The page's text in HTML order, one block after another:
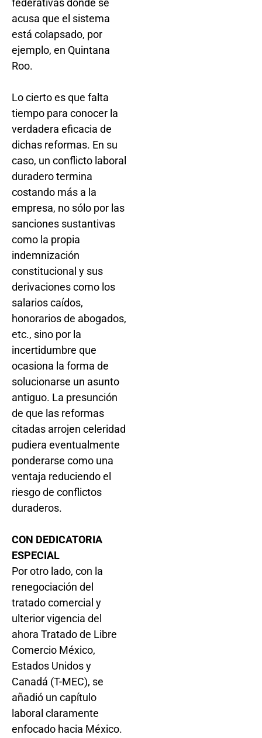
federativas donde se
acusa que el sistema
está colapsado, por
ejemplo, en Quintana
Roo.
Lo cierto es que falta
tiempo para conocer la
verdadera eficacia de
dichas reformas. En su
caso, un conflicto laboral
duradero termina
costando más a la
empresa, no sólo por las
sanciones sustantivas
como la propia
indemnización
constitucional y sus
derivaciones como los
salarios caídos,
honorarios de abogados,
etc., sino por la
incertidumbre que
ocasiona la forma de
solucionarse un asunto
antiguo. La presunción
de que las reformas
citadas arrojen celeridad
pudiera eventualmente
ponderarse como una
ventaja reduciendo el
riesgo de conflictos
duraderos.
CON DEDICATORIA
ESPECIAL
Por otro lado, con la
renegociación del
tratado comercial y
ulterior vigencia del
ahora Tratado de Libre
Comercio México,
Estados Unidos y
Canadá (T-MEC), se
añadió un capítulo
laboral claramente
enfocado hacia México.